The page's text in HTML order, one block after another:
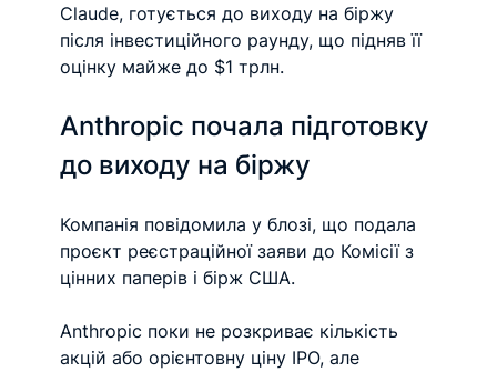
Claude, готується до виходу на біржу
після інвестиційного раунду, що підняв її
оцінку майже до $1 трлн.
Anthropic почала підготовку
до виходу на біржу
Компанія повідомила у блозі, що подала
проєкт реєстраційної заяви до Комісії з
цінних паперів і бірж США.
Anthropic поки не розкриває кількість
акцій або орієнтовну ціну IPO, але